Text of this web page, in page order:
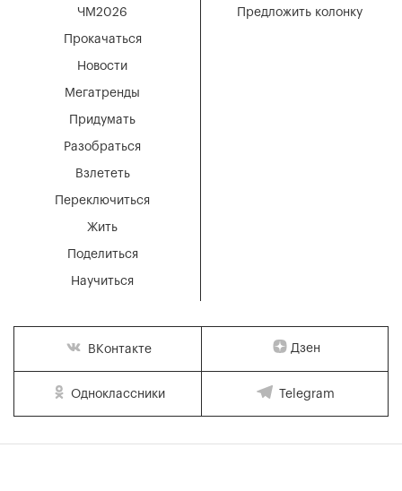
Мегатренды
Придумать
Разобраться
Взлететь
Новости
Переключиться
Жить
Поделиться
Научиться
ЧМ2026
Прокачаться
Предложить колонку
ВКонтакте Дзен
Одноклассники Telegram